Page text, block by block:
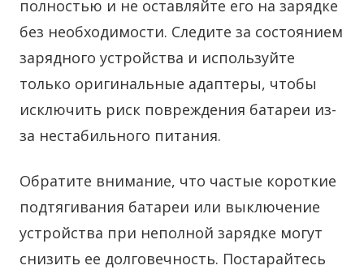
полностью и не оставляйте его на зарядке
без необходимости. Следите за состоянием
зарядного устройства и используйте
только оригинальные адаптеры, чтобы
исключить риск повреждения батареи из-
за нестабильного питания.
Обратите внимание, что частые короткие
подтягивания батареи или выключение
устройства при неполной зарядке могут
снизить ее долговечность. Постарайтесь